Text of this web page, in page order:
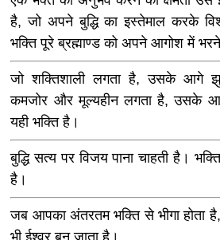
है, जो अपने बुद्धि का इस्तेमाल करके
भक्ति पूरे ब्रह्माण्ड को अपने आगोश में
जो शक्तिशाली लगता है, उसके आगे
कमजोर और मूल्यहीन लगता है, उसके
यही भक्ति है।
बुद्धि सत्य पर विजय पाना चाहती है।
है।
जब आपका अंतरतम भक्ति से भीगा होता